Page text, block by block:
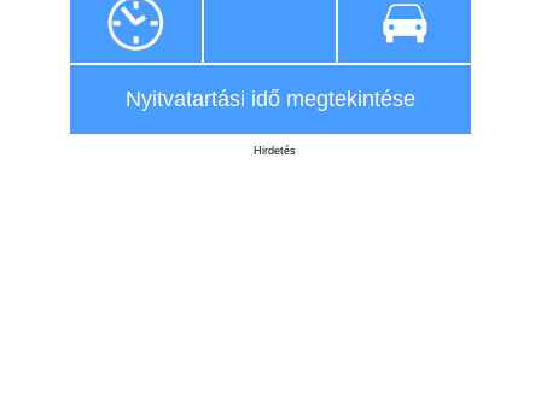
Nyitvatartási idő megtekintése
Hirdetés